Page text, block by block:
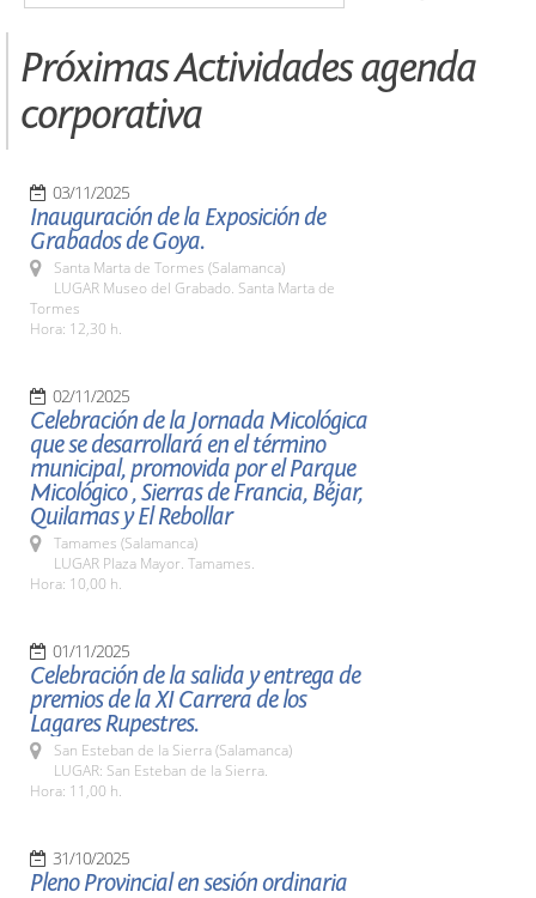
Próximas Actividades agenda
corporativa
03/11/2025
Inauguración de la Exposición de
Grabados de Goya.
Santa Marta de Tormes (Salamanca)
LUGAR Museo del Grabado. Santa Marta de
Tormes
Hora: 12,30 h.
02/11/2025
Celebración de la Jornada Micológica
que se desarrollará en el término
municipal, promovida por el Parque
Micológico , Sierras de Francia, Béjar,
Quilamas y El Rebollar
Tamames (Salamanca)
LUGAR Plaza Mayor. Tamames.
Hora: 10,00 h.
01/11/2025
Celebración de la salida y entrega de
premios de la XI Carrera de los
Lagares Rupestres.
San Esteban de la Sierra (Salamanca)
LUGAR: San Esteban de la Sierra.
Hora: 11,00 h.
31/10/2025
Pleno Provincial en sesión ordinaria